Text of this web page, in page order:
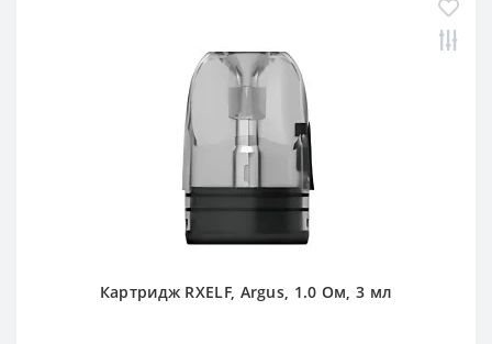
Картридж RXELF, Argus, 1.0 Ом, 3 мл